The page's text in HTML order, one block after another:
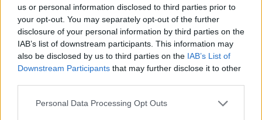
us or personal information disclosed to third parties prior to
your opt-out. You may separately opt-out of the further
disclosure of your personal information by third parties on the
IAB’s list of downstream participants. This information may
also be disclosed by us to third parties on the IAB’s List of
Downstream Participants that may further disclose it to other
Personal Data Processing Opt Outs
PLUS
Satser på Sting, øker
salget